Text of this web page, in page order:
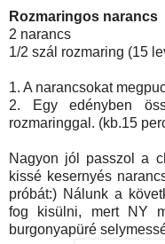
Rozmaringos narancs
2 narancs
1/2 szál rozmaring (15
1. A narancsokat
2. Egy edényben
rozmaringgal. (kb.15
Nagyon jól passzol a
kissé kesernyés
próbát:) Nálunk a
fog kisülni, mert NY
burgonyapüré